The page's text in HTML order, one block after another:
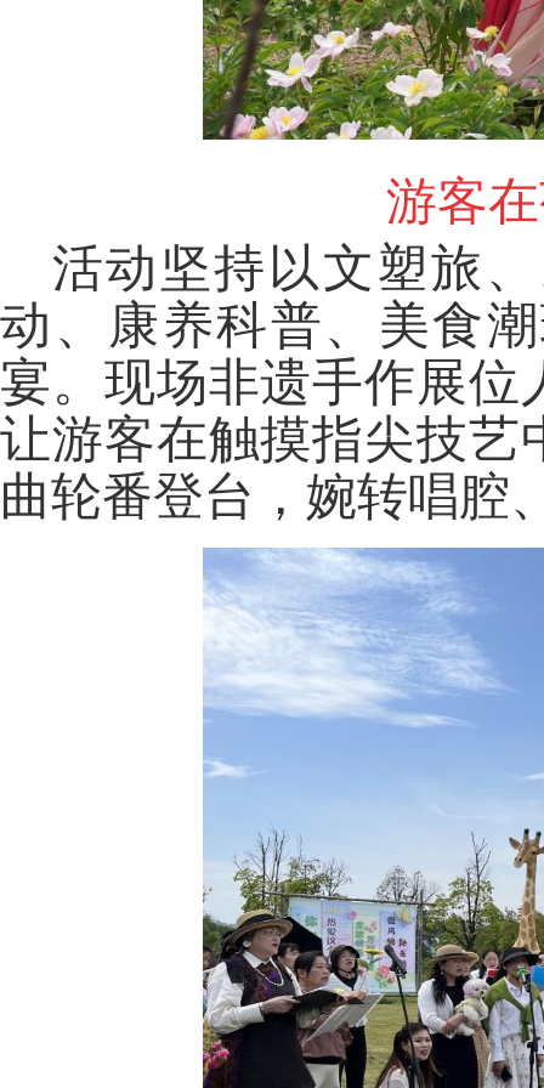
游客
活动坚持以文塑旅
动、康养科普、美食
宴。现场非遗手作展
让游客在触摸指尖技艺
曲轮番登台，婉转唱腔